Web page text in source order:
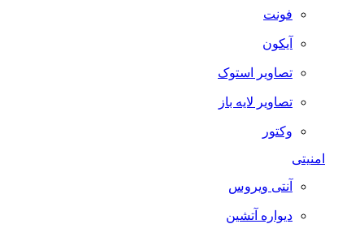
فونت
آیکون
تصاویر استوک
تصاویر لایه باز
وکتور
آنتی ویروس
دیواره آتشین